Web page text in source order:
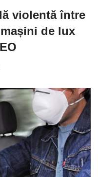
violentă între
de lux